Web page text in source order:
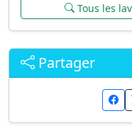
Tous les
Partager